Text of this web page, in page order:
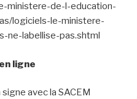
ministere-de-l-education-
logiciels-le-ministere-
ne-labellise-pas.shtml
ligne
avec la SACEM